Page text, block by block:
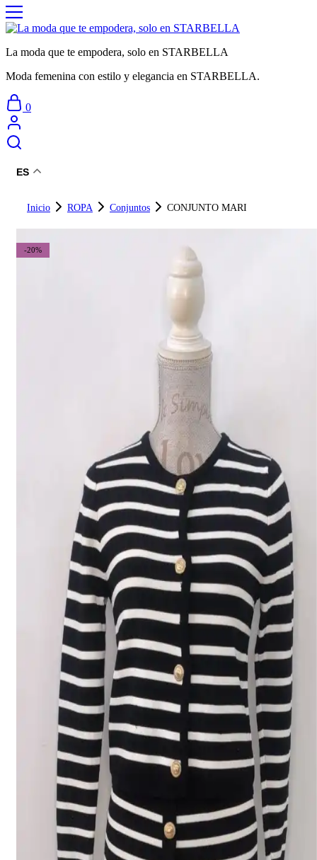
La moda que te empodera, solo en STARBELLA
Moda femenina con estilo y elegancia en STARBELLA.
0
ES
Inicio ROPA Conjuntos CONJUNTO MARI
-20%